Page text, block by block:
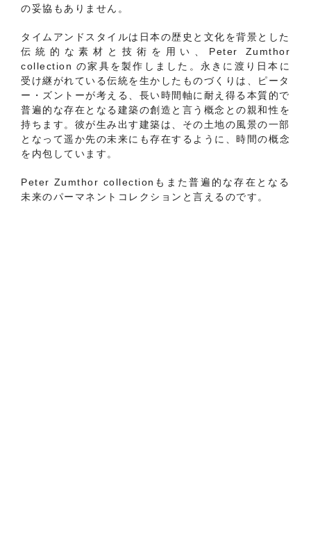
の妥協もありません。
タイムアンドスタイルは日本の歴史と文化を背景とした
伝統的な素材と技術を用い、Peter Zumthor
collection の家具を製作しました。永きに渡り日本に
受け継がれている伝統を生かしたものづくりは、ピータ
ー・ズントーが考える、長い時間軸に耐え得る本質的で
普遍的な存在となる建築の創造と言う概念との親和性を
持ちます。彼が生み出す建築は、その土地の風景の一部
となって遥か先の未来にも存在するように、時間の概念
を内包しています。
Peter Zumthor collectionもまた普遍的な存在となる
未来のパーマネントコレクションと言えるのです。